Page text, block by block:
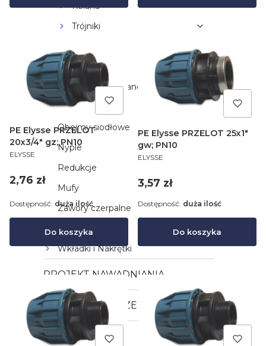
Kolana
Trójniki
Złączki QJ do rur
Złączki ocynkowane
Złączki mosiężne
Obejmy siodłowe
Nyple
Redukcje
Mufy
Zawory czerpalne
Zawory kulowe
Wkładki i Nakrętki
PROJEKT NAWADNIANIA
ART. OGRODNICZE
POMPY
PE Elysse PRZELOT
20x3/4" gz; PN10
PRODUCENT
ELYSSE
Cena
2,76 zł
Do koszyka
Dostępność: duża ilość
PE Elysse PRZELOT 25x1"
gw; PN10
PRODUCENT
ELYSSE
Cena
3,57 zł
Do koszyka
Dostępność: duża ilość